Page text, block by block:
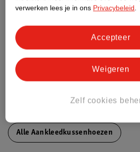
Dit product heeft
Meer informatie
Bestel & Bezorginformatie
Alle Aankleedkussenhoezen
verwerken lees je in ons Privacybeleid.
Zelf cookies
Weigeren
Accepteer